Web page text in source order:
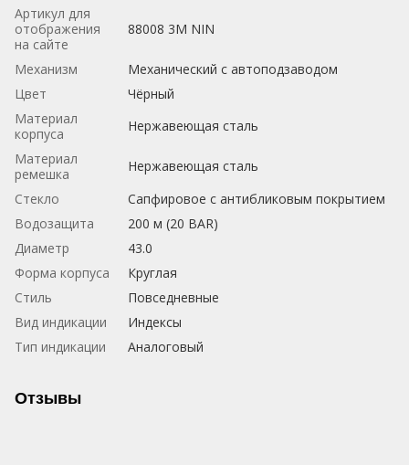
Артикул для
отображения
на сайте
88008 3M NIN
Механизм
Механический с автоподзаводом
Цвет
Чёрный
Материал
корпуса
Нержавеющая сталь
Материал
ремешка
Нержавеющая сталь
Стекло
Сапфировое с антибликовым покрытием
Водозащита
200 м (20 BAR)
Диаметр
43.0
Форма корпуса
Круглая
Стиль
Повседневные
Вид индикации
Индексы
Тип индикации
Аналоговый
Отзывы